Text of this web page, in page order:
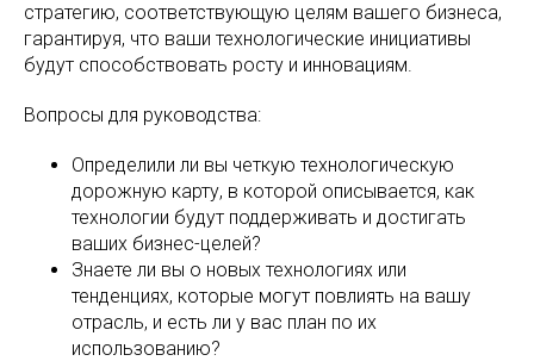
стратегию, соответствующую целям вашего бизнеса,
гарантируя, что ваши технологические инициативы
будут способствовать росту и инновациям.
Вопросы для руководства:
Определили ли вы четкую технологическую
дорожную карту, в которой описывается, как
технологии будут поддерживать и достигать
ваших бизнес-целей?
Знаете ли вы о новых технологиях или
тенденциях, которые могут повлиять на вашу
отрасль, и есть ли у вас план по их
использованию?